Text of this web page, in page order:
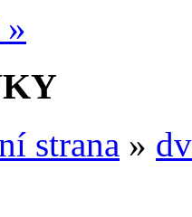
strana »